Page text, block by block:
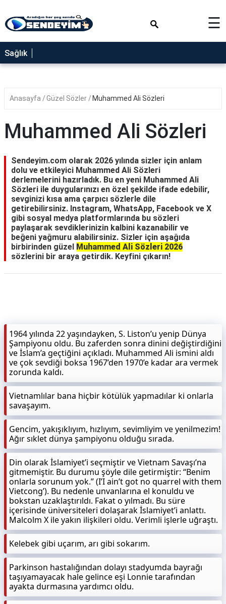
SAĞLIK
NEDİR
YEMEK
RÜYA
GEZİLECEK
YERLER
BLOG
☰
Sağlık
Anasayfa Güzel Sözler Muhammed Ali Sözleri
Muhammed Ali Sözleri
Sendeyim.com olarak 2026 yılında sizler için anlam
dolu ve etkileyici Muhammed Ali Sözleri
derlemelerini hazırladık. Bu en yeni Muhammed Ali
Sözleri ile duygularınızı en özel şekilde ifade edebilir,
sevginizi kısa ama çarpıcı sözlerle dile
getirebilirsiniz. Instagram, WhatsApp, Facebook ve X
gibi sosyal medya platformlarında bu sözleri
paylaşarak sevdiklerinizin kalbini kazanabilir ve
beğeni yağmuru alabilirsiniz. Sizler için aşağıda
birbirinden güzel Muhammed Ali Sözleri 2026
sözlerini bir araya getirdik. Keyfini çıkarın!
1964 yılında 22 yaşındayken, S. Liston’u yenip Dünya
Şampiyonu oldu. Bu zaferden sonra dinini değiştirdiğini
ve İslam’a geçtiğini açıkladı. Muhammed Ali ismini aldı
ve çok sevdiği boksa 1967’den 1970’e kadar ara vermek
zorunda kaldı.
Vietnamlılar bana hiçbir kötülük yapmadılar ki onlarla
savaşayım.
Gencim, yakışıklıyım, hızlıyım, sevimliyim ve yenilmezim!
Ağır sıklet dünya şampiyonu olduğu sırada.
Din olarak İslamiyet’i seçmiştir ve Vietnam Savaşı’na
gitmemiştir. Bu durumu şöyle dile getirmiştir: “Benim
onlarla sorunum yok.” (I’I ain’t got no quarrel with them
Vietcong’). Bu nedenle unvanlarına el konuldu ve
bokstan uzaklaştırıldı. Fakat o yılmadı. Bu süre
içerisinde üniversiteleri dolaşarak İslamiyet’i anlattı.
Malcolm X ile yakın ilişkileri oldu. Verimli işlerle uğraştı.
Kelebek gibi uçarım, arı gibi sokarım.
Parkinson hastalığından dolayı stadyumda bayrağı
taşıyamayacak hale gelince eşi Lonnie tarafından
ayakta durmasına yardımcı oldu.